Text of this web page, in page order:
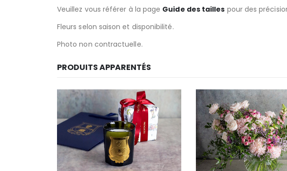
Veuillez vous référer à la page Guide des tailles pour des
Fleurs selon saison et disponibilité.
Photo non contractuelle.
PRODUITS APPARENTÉS